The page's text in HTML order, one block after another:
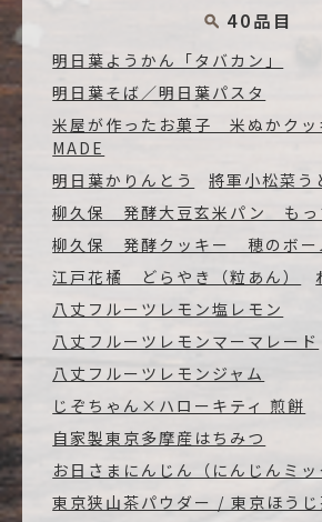
40品目
明日葉ようかん「タバカン」
明日葉そば／明日葉パスタ
米屋が作ったお菓子 米ぬかク
MADE
明日葉かりんとう
將軍小松菜う
柳久保 発酵大豆玄米パン もっ
柳久保 発酵クッキー 穂のボー
江戸花橘 どらやき（粒あん）
八丈フルーツレモン塩レモン
八丈フルーツレモンマーマレード
八丈フルーツレモンジャム
じぞちゃん×ハローキティ 煎餅
自家製東京多摩産はちみつ
お日さまにんじん（にんじんミッ
東京狭山茶パウダー / 東京ほうじ